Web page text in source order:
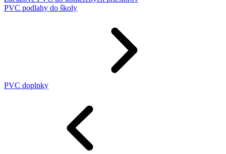
PVC podlahy do školy
PVC doplnky